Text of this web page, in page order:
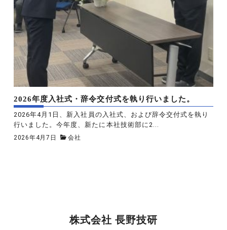
2026年度入社式・辞令交付式を執り行いました。
2026年4月1日、新入社員の入社式、および辞令交付式を執り
行いました。今年度、新たに本社技術部に2...
2026年4月7日 会社
株式会社 長野技研